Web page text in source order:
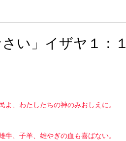
い」イザヤ１：１
、わたしたちの神のみおしえに。
、子羊、雄やぎの血も喜ばない。